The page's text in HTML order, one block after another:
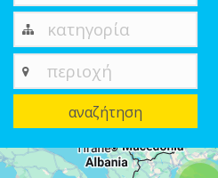
κατηγορία
περιοχή
αναζήτηση
+